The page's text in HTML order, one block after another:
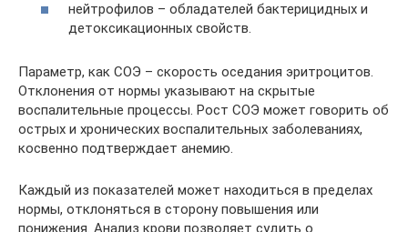
нейтрофилов – обладателей бактерицидных и
детоксикационных свойств.
Параметр, как СОЭ – скорость оседания эритроцитов.
Отклонения от нормы указывают на скрытые
воспалительные процессы. Рост СОЭ может говорить об
острых и хронических воспалительных заболеваниях,
косвенно подтверждает анемию.
Каждый из показателей может находиться в пределах
нормы, отклоняться в сторону повышения или
понижения. Анализ крови позволяет судить о